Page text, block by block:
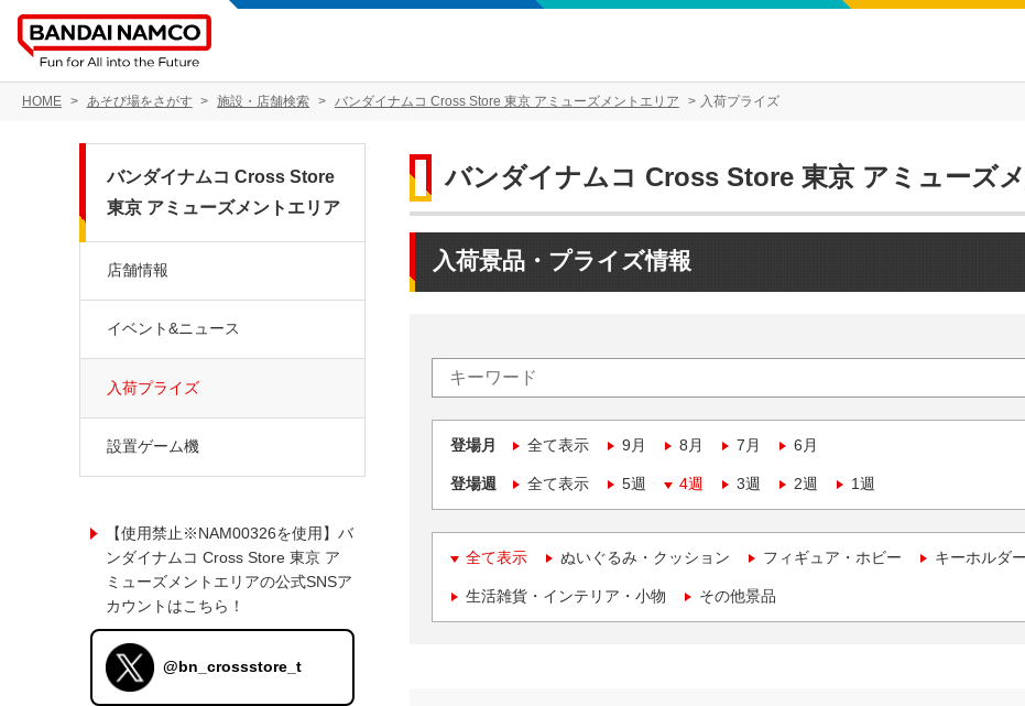
HOME あそび場をさがす 施設・店舗検索 バンダイナムコ Cross Store 東京 アミューズメントエリア 入荷プライズ
バンダイナムコ Cross Store 東京 アミューズ
入荷景品・プライズ情報
登場月 全て表示 9月 8月 7月 6月
登場週 全て表示 5週 4週 3週 2週 1週
全て表示 ぬいぐるみ・クッション フィギュア・ホビー キーホルダ
生活雑貨・インテリア・小物 その他景品
バンダイナムコ Cross Store
東京 アミューズメントエリア
店舗情報
イベント&ニュース
入荷プライズ
設置ゲーム機
【使用禁止※NAM00326を使用】バ
ンダイナムコ Cross Store 東京 ア
ミューズメントエリアの公式SNSア
カウントはこちら！
@bn_crossstore_t